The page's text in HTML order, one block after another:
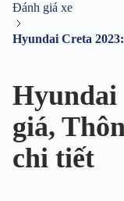
Đánh giá xe
Hyundai Creta
Hyundai
giá,
chi tiết